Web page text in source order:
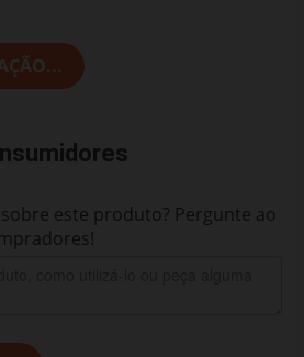
este produto? Pergunte ao